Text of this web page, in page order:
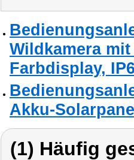
Wildkamera
Farbdisplay,
Akku-
(1) Häufig